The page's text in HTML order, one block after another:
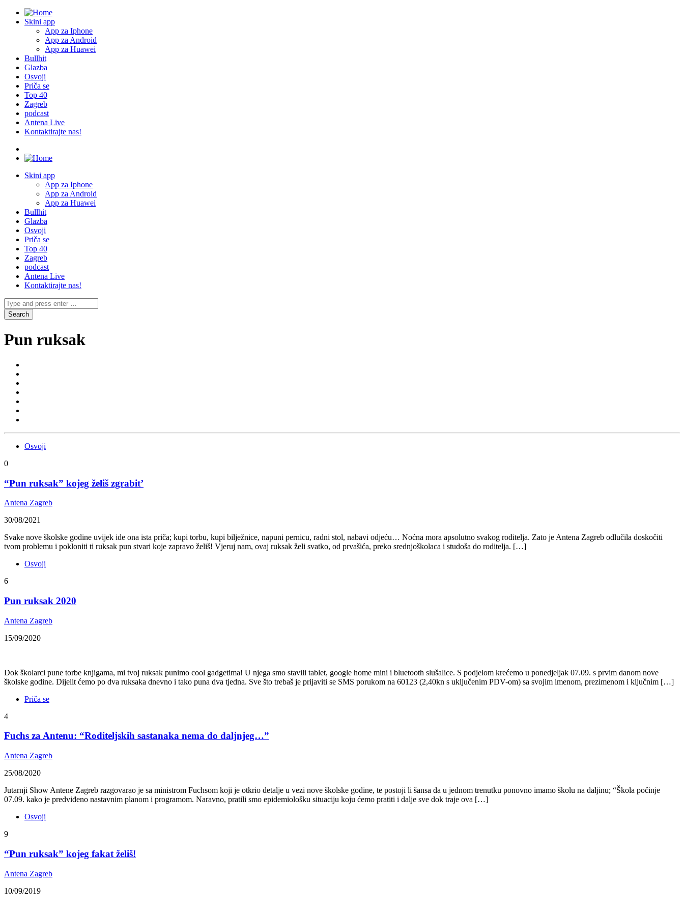
Skini app
App za Iphone
App za Android
App za Huawei
Bullhit
Glazba
Osvoji
Priča se
Top 40
Zagreb
podcast
Antena Live
Kontaktirajte nas!
Skini app
App za Iphone
App za Android
App za Huawei
Bullhit
Glazba
Osvoji
Priča se
Top 40
Zagreb
podcast
Antena Live
Kontaktirajte nas!
Pun ruksak
Osvoji
0
“Pun ruksak” kojeg želiš zgrabit’
Antena Zagreb
30/08/2021
Svake nove školske godine uvijek ide ona ista priča; kupi torbu, kupi bilježnice, napuni pernicu, radni stol, nabavi odjeću… Noćna mora apsolutno svakog roditelja. Zato je Antena Zagreb odlučila doskočiti
tvom problemu i pokloniti ti ruksak pun stvari koje zapravo želiš! Vjeruj nam, ovaj ruksak želi svatko, od prvašića, preko srednjoškolaca i studoša do roditelja. […]
Osvoji
6
Pun ruksak 2020
Antena Zagreb
15/09/2020
Dok školarci pune torbe knjigama, mi tvoj ruksak punimo cool gadgetima! U njega smo stavili tablet, google home mini i bluetooth slušalice. S podjelom krećemo u ponedjeljak 07.09. s prvim danom nove
školske godine. Dijelit ćemo po dva ruksaka dnevno i tako puna dva tjedna. Sve što trebaš je prijaviti se SMS porukom na 60123 (2,40kn s uključenim PDV-om) sa svojim imenom, prezimenom i ključnim […]
Priča se
4
Fuchs za Antenu: “Roditeljskih sastanaka nema do daljnjeg…”
Antena Zagreb
25/08/2020
Jutarnji Show Antene Zagreb razgovarao je sa ministrom Fuchsom koji je otkrio detalje u vezi nove školske godine, te postoji li šansa da u jednom trenutku ponovno imamo školu na daljinu; “Škola počinje
07.09. kako je predviđeno nastavnim planom i programom. Naravno, pratili smo epidemiološku situaciju koju ćemo pratiti i dalje sve dok traje ova […]
Osvoji
9
“Pun ruksak” kojeg fakat želiš!
Antena Zagreb
10/09/2019